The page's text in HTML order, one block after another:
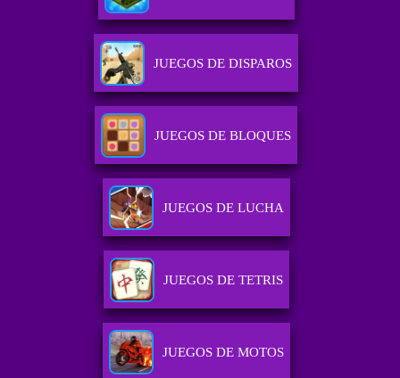
JUEGOS DE DISPAROS
JUEGOS DE BLOQUES
JUEGOS DE LUCHA
JUEGOS DE TETRIS
JUEGOS DE MOTOS